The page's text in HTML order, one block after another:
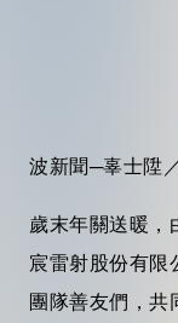
波新聞─辜士陞
歲末年關送暖，
宸雷射股份有限
團隊善友們，共